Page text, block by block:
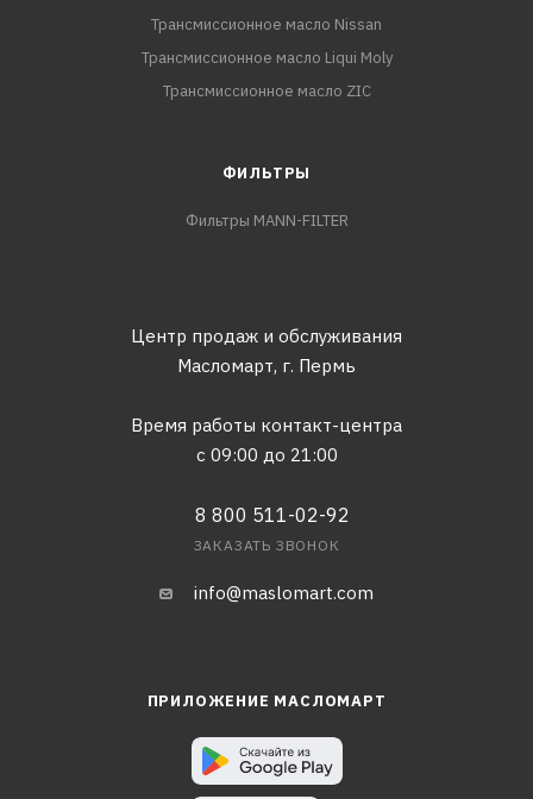
Трансмиссионное масло Nissan
Трансмиссионное масло Liqui Moly
Трансмиссионное масло ZIC
ФИЛЬТРЫ
Фильтры MANN-FILTER
Центр продаж и обслуживания
Масломарт, г. Пермь
Время работы контакт-центра
с 09:00 до 21:00
8 800 511-02-92
ЗАКАЗАТЬ ЗВОНОК
info@maslomart.com
ПРИЛОЖЕНИЕ МАСЛОМАРТ